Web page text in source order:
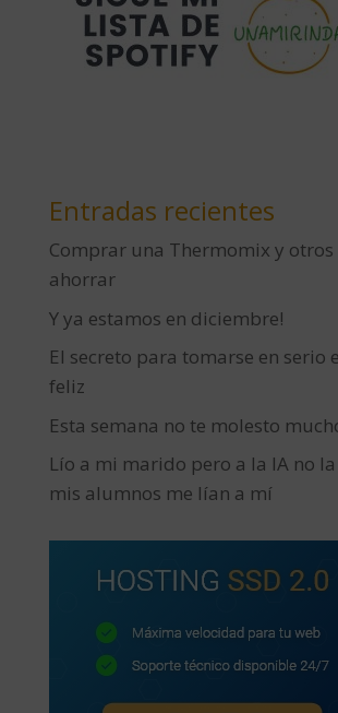
Entradas recientes
Comprar una Thermomix y
ahorrar
Y ya estamos en diciembre!
El secreto para tomarse en serio
feliz
Esta semana no te molesto
Lío a mi marido pero a la IA no
mis alumnos me lían a mí